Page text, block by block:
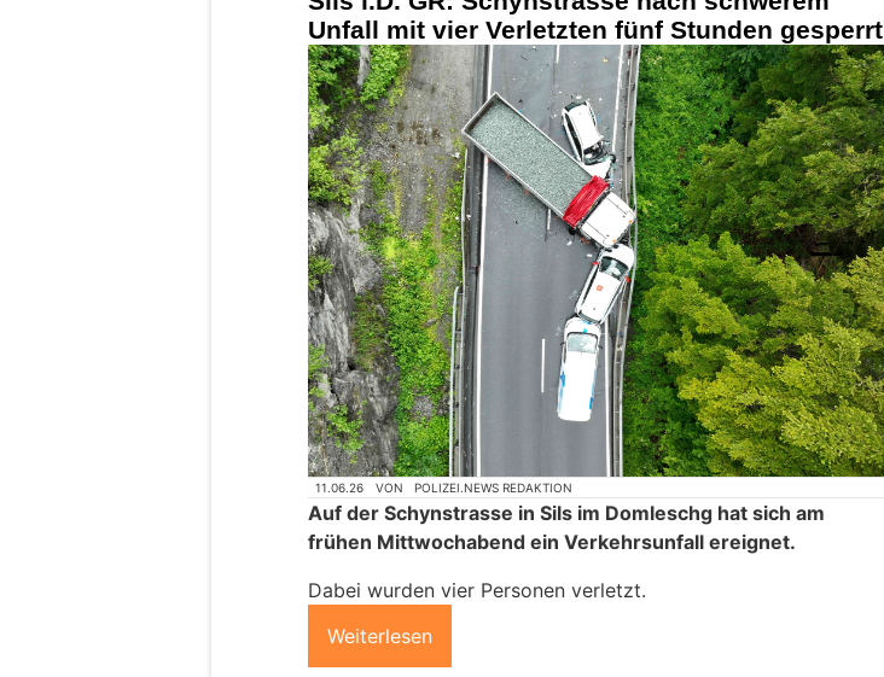
Unfall mit vier Verletzten fünf Stunden gesperrt
11.06.26 VON POLIZEI.NEWS REDAKTION
Auf der Schynstrasse in Sils im Domleschg hat sich am
frühen Mittwochabend ein Verkehrsunfall ereignet.
Dabei wurden vier Personen verletzt.
Weiterlesen